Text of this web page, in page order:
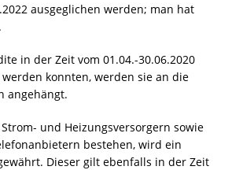
ausgeglichen werden; man hat
in der Zeit vom 01.04.-30.06.2020
konnten, werden sie an die
angehängt.
und Heizungsversorgern sowie
bestehen, wird ein
Dieser gilt ebenfalls in der Zeit